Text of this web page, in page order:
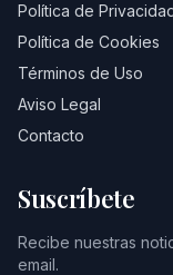
Política de
Política de Cookies
Términos de Uso
Aviso Legal
Contacto
Suscríbete
Recibe nuestras
email.